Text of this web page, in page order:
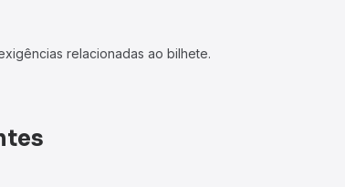
relacionadas ao bilhete.